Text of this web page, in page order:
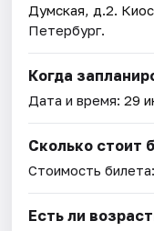
Думская, д.2.
Петербург.
Когда
Дата и время:29
Сколько стоит
Стоимость
Есть ли